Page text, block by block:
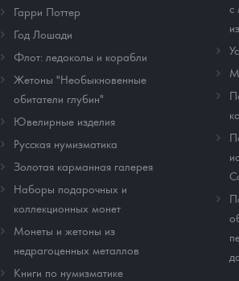
Гарри Поттер
Год Лошади
Флот: ледоколы и корабли
Жетоны "Необыкновенные
обитатели глубин"
Ювелирные изделия
Русская нумизматика
Золотая карманная галерея
Наборы подарочных и
коллекционных монет
Монеты и жетоны из
недрагоценных металлов
Книги по нумизматике
с